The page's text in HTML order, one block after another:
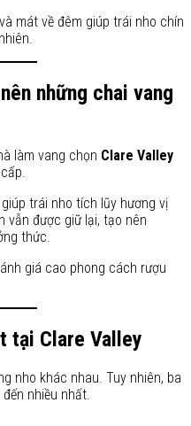
mát về đêm giúp trái nho chín
những chai vang
làm vang chọn Clare Valley
trái nho tích lũy hương vị
vẫn được giữ lại, tạo nên
thức.
giá cao phong cách rượu
tại Clare Valley
nho khác nhau. Tuy nhiên, ba
nhiều nhất.